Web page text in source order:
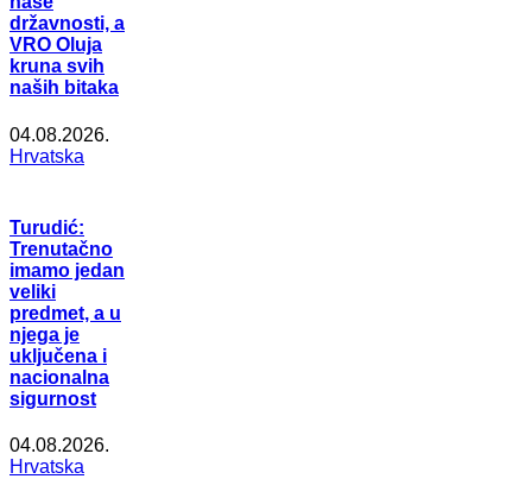
državnosti, a
VRO Oluja
kruna svih
naših bitaka
04.08.2026.
Hrvatska
Turudić:
Trenutačno
imamo jedan
veliki
predmet, a u
njega je
uključena i
nacionalna
sigurnost
04.08.2026.
Hrvatska